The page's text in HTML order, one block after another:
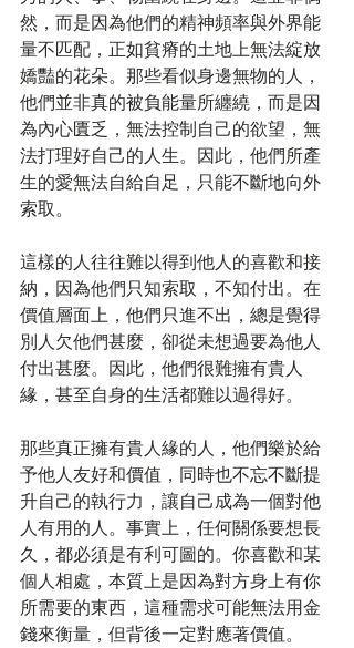
然，而是因為他們的精神頻率與外界能
量不匹配，正如貧瘠的土地上無法綻放
嬌豔的花朵。那些看似身邊無物的人，
他們並非真的被負能量所纏繞，而是因
為內心匱乏，無法控制自己的欲望，無
法打理好自己的人生。因此，他們所產
生的愛無法自給自足，只能不斷地向外
索取。
這樣的人往往難以得到他人的喜歡和接
納，因為他們只知索取，不知付出。在
價值層面上，他們只進不出，總是覺得
別人欠他們甚麼，卻從未想過要為他人
付出甚麼。因此，他們很難擁有貴人
緣，甚至自身的生活都難以過得好。
那些真正擁有貴人緣的人，他們樂於給
予他人友好和價值，同時也不忘不斷提
升自己的執行力，讓自己成為一個對他
人有用的人。事實上，任何關係要想長
久，都必須是有利可圖的。你喜歡和某
個人相處，本質上是因為對方身上有你
所需要的東西，這種需求可能無法用金
錢來衡量，但背後一定對應著價值。